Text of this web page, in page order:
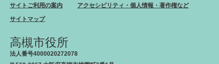
サイトご利用の案内
アクセシビリティ・個人情報・著作権など
サイトマップ
高槻市役所
法人番号4000020272078